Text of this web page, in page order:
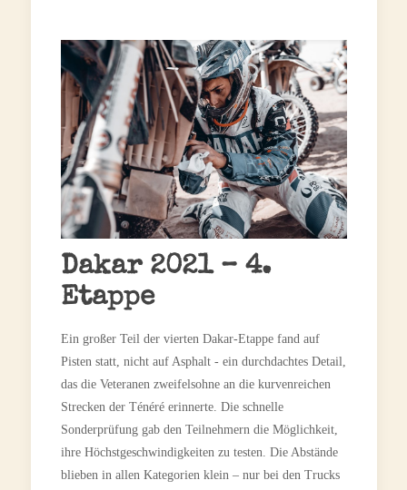
Dakar 2021 – 4.
Etappe
Ein großer Teil der vierten Dakar-Etappe fand auf
Pisten statt, nicht auf Asphalt - ein durchdachtes Detail,
das die Veteranen zweifelsohne an die kurvenreichen
Strecken der Ténéré erinnerte. Die schnelle
Sonderprüfung gab den Teilnehmern die Möglichkeit,
ihre Höchstgeschwindigkeiten zu testen. Die Abstände
blieben in allen Kategorien klein – nur bei den Trucks